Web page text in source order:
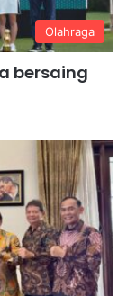
Olahraga
bersaing